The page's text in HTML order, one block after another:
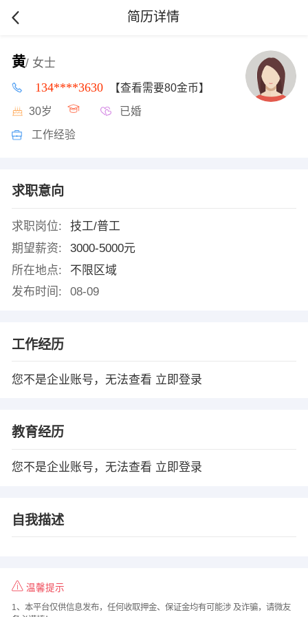
简历详情
黄/ 女士
134****3630 【查看需要80金币】
30岁 已婚
工作经验
求职意向
求职岗位:
技工/普工
期望薪资:
3000-5000元
所在地点:
不限区域
发布时间:
08-09
工作经历
您不是企业账号，无法查看 立即登录
教育经历
您不是企业账号，无法查看 立即登录
自我描述
温馨提示
1、本平台仅供信息发布，任何收取押金、保证金均有可能涉 及诈骗，请微友